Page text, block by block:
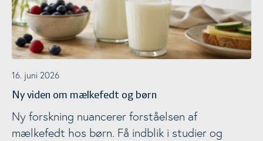
16. juni 2026
Ny viden om mælkefedt og børn
Ny forskning nuancerer forståelsen af
mælkefedt hos børn. Få indblik i studier og